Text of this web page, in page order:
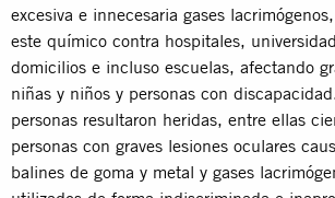
excesiva e innecesaria gases
este químico contra hospitales,
domicilios e incluso escuelas, afectando
niñas y niños y personas con
personas resultaron heridas, entre ellas
personas con graves lesiones oculares
balines de goma y metal y gases